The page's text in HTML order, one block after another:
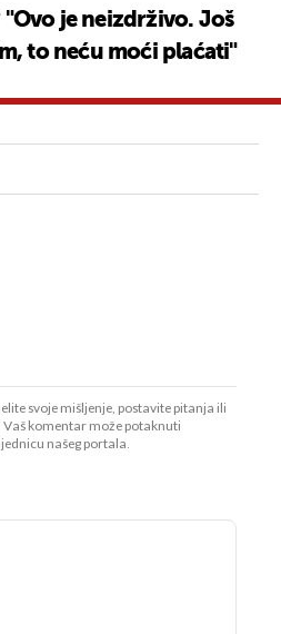
"Ovo je neizdrživo. Još
to neću moći plaćati"
svoje mišljenje, postavite pitanja ili
Vaš komentar može potaknuti
našeg portala.